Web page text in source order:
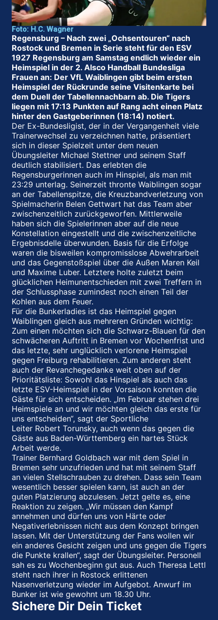
Foto: H.C. Wagner
Regensburg – Nach zwei „Ochsentouren“ nach
Rostock und Bremen in Serie steht für den ESV
1927 Regensburg am Samstag endlich wieder ein
Heimspiel in der 2. Alsco Handball Bundesliga
Frauen an: Der VfL Waiblingen gibt beim ersten
Heimspiel der Rückrunde seine Visitenkarte bei
dem Duell der Tabellennachbarn ab. Die Tigers
liegen mit 17:13 Punkten auf Rang acht einen Platz
hinter den Gastgeberinnen (18:14) notiert.
Der Ex-Bundesligist, der in der Vergangenheit viele
Trainerwechsel zu verzeichnen hatte, präsentiert
sich in dieser Spielzeit unter dem neuen
Übungsleiter Michael Stettner und seinem Staff
deutlich stabilisiert. Das erlebten die
Regensburgerinnen auch im Hinspiel, als man mit
23:29 unterlag. Seinerzeit thronte Waiblingen sogar
an der Tabellenspitze, die Kreuzbandverletzung von
Spielmacherin Belen Gettwart hat das Team aber
zwischenzeitlich zurückgeworfen. Mittlerweile
haben sich die Spielerinnen aber auf die neue
Konstellation eingestellt und die zwischenzeitliche
Ergebnisdelle überwunden. Basis für die Erfolge
waren die bisweilen kompromisslose Abwehrarbeit
und das Gegenstoßspiel über die Außen Maren Keil
und Maxime Luber. Letztere holte zuletzt beim
glücklichen Heimunentschieden mit zwei Treffern in
der Schlussphase zumindest noch einen Teil der
Kohlen aus dem Feuer.
Für die Bunkerladies ist das Heimspiel gegen
Waiblingen gleich aus mehreren Gründen wichtig:
Zum einen möchten sich die Schwarz-Blauen für den
schwächeren Auftritt in Bremen vor Wochenfrist und
das letzte, sehr unglücklich verlorene Heimspiel
gegen Freiburg rehabilitieren. Zum anderen steht
auch der Revanchegedanke weit oben auf der
Prioritätsliste: Sowohl das Hinspiel als auch das
letzte ESV-Heimspiel in der Vorsaison konnten die
Gäste für sich entscheiden. „Im Februar stehen drei
Heimspiele an und wir möchten gleich das erste für
uns entscheiden“, sagt der Sportliche
Leiter Robert Torunsky, auch wenn das gegen die
Gäste aus Baden-Württemberg ein hartes Stück
Arbeit werde.
Trainer Bernhard Goldbach war mit dem Spiel in
Bremen sehr unzufrieden und hat mit seinem Staff
an vielen Stellschrauben zu drehen. Dass sein Team
wesentlich besser spielen kann, ist auch an der
guten Platzierung abzulesen. Jetzt gelte es, eine
Reaktion zu zeigen. „Wir müssen den Kampf
annehmen und dürfen uns von Härte oder
Negativerlebnissen nicht aus dem Konzept bringen
lassen. Mit der Unterstützung der Fans wollen wir
ein anderes Gesicht zeigen und uns gegen die Tigers
die Punkte krallen“, sagt der Übungsleiter. Personell
sah es zu Wochenbeginn gut aus. Auch Theresa Lettl
steht nach ihrer in Rostock erlittenen
Nasenverletzung wieder im Aufgebot. Anwurf im
Bunker ist wie gewohnt um 18.30 Uhr.
Sichere Dir Dein Ticket